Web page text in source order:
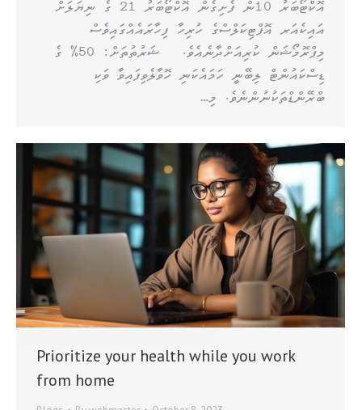
އޮކްޓޯބަރު 10ން ފެށިގެން އޮކްޓޯބަރު 21 ގެ ނިޔަލަށް
އައިކެއަރ އޮޕްޓިކަލްސްގެ ހުރިހާ ފިހާރައެއްގައިވެސް
މިޕްރޮމޯޝަން ކުރިއަށްދާނެއެވެ. ޝަރުތުތަށް: 50% ގެ
ޑިސްކައުންޓް ލިބޭނީ ހަމައެކަނި ހޮވާލެވިފައިވާ ވަކި
ބްރޭންޑްތަކުނުންނެވެ. މި…
Prioritize your health while you work
from home